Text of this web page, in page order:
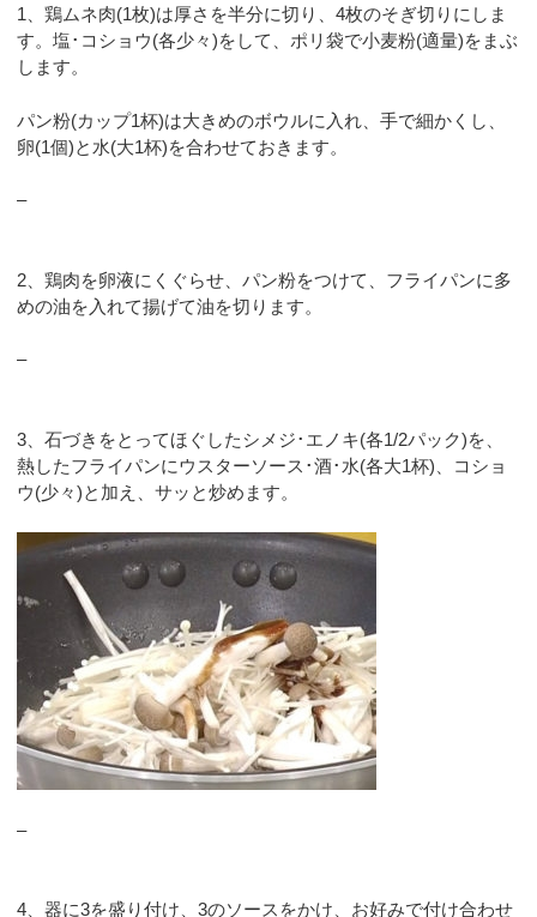
1、鶏ムネ肉(1枚)は厚さを半分に切り、4枚のそぎ切りにしま
す。塩･コショウ(各少々)をして、ポリ袋で小麦粉(適量)をまぶ
します。
パン粉(カップ1杯)は大きめのボウルに入れ、手で細かくし、
卵(1個)と水(大1杯)を合わせておきます。
–
2、鶏肉を卵液にくぐらせ、パン粉をつけて、フライパンに多
めの油を入れて揚げて油を切ります。
–
3、石づきをとってほぐしたシメジ･エノキ(各1/2パック)を、
熱したフライパンにウスターソース･酒･水(各大1杯)、コショ
ウ(少々)と加え、サッと炒めます。
–
4、器に3を盛り付け、3のソースをかけ、お好みで付け合わせ